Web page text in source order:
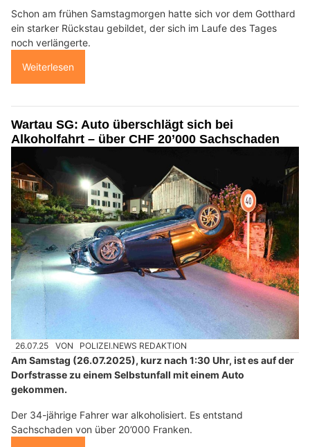
Schon am frühen Samstagmorgen hatte sich vor dem Gotthard
ein starker Rückstau gebildet, der sich im Laufe des Tages
noch verlängerte.
Weiterlesen
Wartau SG: Auto überschlägt sich bei
Alkoholfahrt – über CHF 20’000 Sachschaden
26.07.25 VON POLIZEI.NEWS REDAKTION
Am Samstag (26.07.2025), kurz nach 1:30 Uhr, ist es auf der
Dorfstrasse zu einem Selbstunfall mit einem Auto
gekommen.
Der 34-jährige Fahrer war alkoholisiert. Es entstand
Sachschaden von über 20’000 Franken.